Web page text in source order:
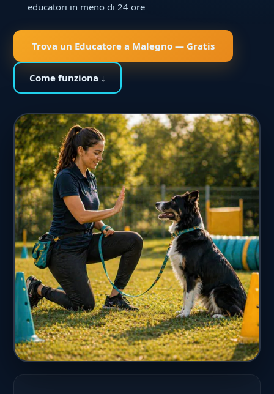
educatori in meno di 24 ore
Trova un Educatore a Malegno — Gratis
Come funziona ↓